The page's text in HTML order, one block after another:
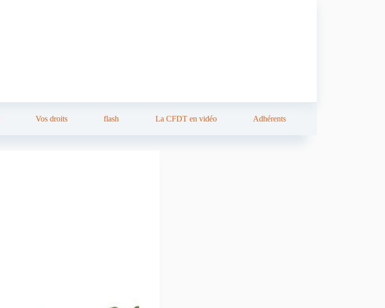
Vos droits flash La CFDT en vidéo Adhérents